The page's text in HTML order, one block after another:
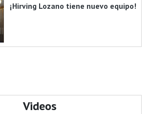
¡Hirving Lozano tiene nuevo equipo!
Videos